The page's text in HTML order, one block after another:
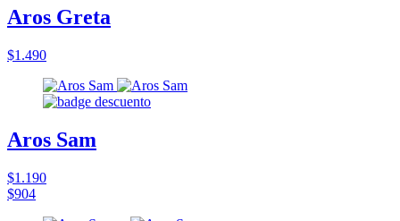
Aros Greta
$1.490
Aros Sam
$1.190
$904